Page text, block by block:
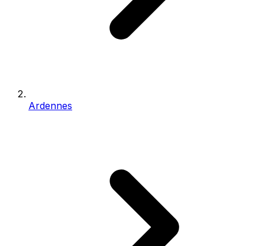
Ardennes